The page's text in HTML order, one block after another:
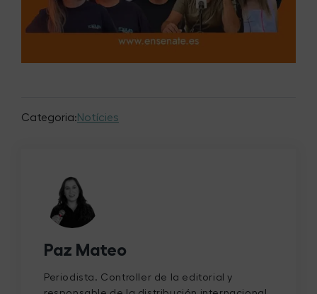
Categoria:Notícies
Paz Mateo
Periodista. Controller de la editorial y